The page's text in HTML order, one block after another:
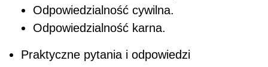
Odpowiedzialność cywilna.
Odpowiedzialność karna.
Praktyczne pytania i odpowiedzi